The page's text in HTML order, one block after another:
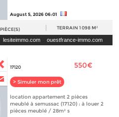
August 5, 2026 06:01
PIÈCE(S) TERRAIN 1 098 M²
lesiteimmo.com
ouestfrance-immo.com
17120
> Simuler mon prêt
550€
location appartement 2 pièces
meublé à semussac (17120) : à louer 2
pièces meublé / 28m² s